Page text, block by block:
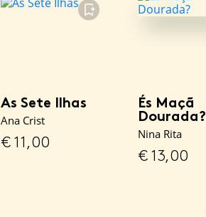
FAVORITO
As Sete Ilhas
Ana Crist
€11,00
És Maçã
Dourada?
Nina Rita
€13,00